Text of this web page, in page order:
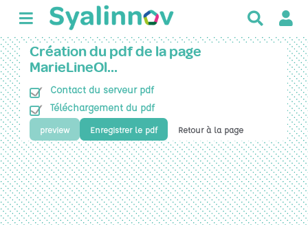
c
e
r
Création du pdf de la page
MarieLineOl…
Contact du serveur pdf
Téléchargement du pdf
preview Enregistrer le pdf Retour à la page